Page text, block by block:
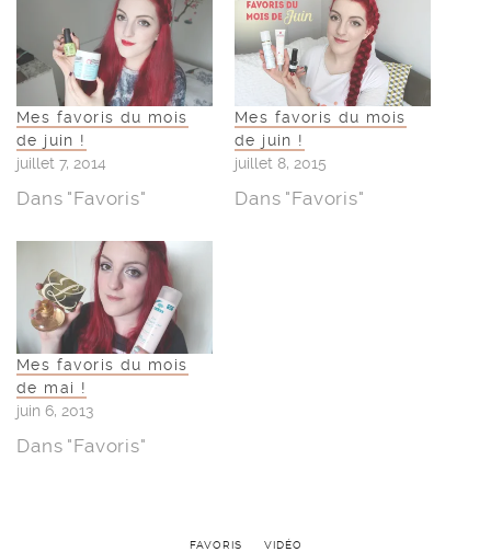
Mes favoris du mois
de juin !
juillet 7, 2014
Dans "Favoris"
Mes favoris du mois
de juin !
juillet 8, 2015
Dans "Favoris"
Mes favoris du mois
de mai !
juin 6, 2013
Dans "Favoris"
FAVORIS VIDÉO